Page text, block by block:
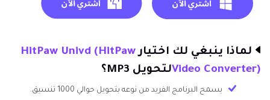
لماذا ينبغي لك اختيار HitPaw Univd (HitPaw
Video Converter)لتحويل MP3؟
يسمح البرنامج الفريد من نوعه بتحويل حوالي 1000 تنسيق.